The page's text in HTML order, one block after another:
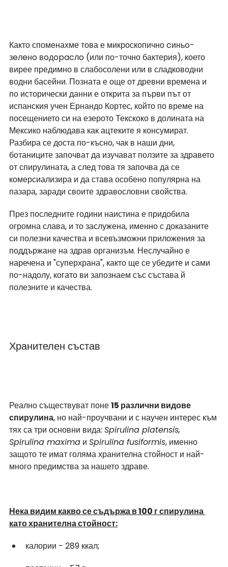
Както споменахме това е микроскопично cиньo-
зeлeнo вoдopacлo (или по-точно бактерия), което
вирее предимно в слабосолени или в сладководни
водни басейни. Позната е още от древни времена и
по исторически данни е открита за първи път от
испанския учен Ернандо Кортес, който по време на
посещението си на езерото Текскоко в долината на
Мексико наблюдава как ацтеките я консумират.
Разбира се доста по-късно, чак в наши дни,
ботаниците започват да изучават ползите за здравето
от спирулината, а след това тя започва да се
комерсиализира и да става особено популярна на
пазара, заради своите здравословни свойства.
През последните години наистина е придобила
огромна слава, и то заслужена, именно с доказаните
си полезни качества и всевъзможни приложения за
поддържане на здрав организъм. Неслучайно е
наречена и "суперхрана", както ще се убедите и сами
по-надолу, когато ви запознаем със състава й
полезните и качества.
Хранителен състав
Реално съществуват поне 15 различни видове
спирулина, но най-проучвани и с научен интерес към
тях са три основни вида: Spirulina platensis,
Spirulina maxima и Spirulina fusiformis, именно
защото те имат голяма хранителна стойност и най-
много предимства за нашето здраве.
Нека видим какво се съдържа в 100 г спирулина
като хранителна стойност:
калории - 289 ккал;